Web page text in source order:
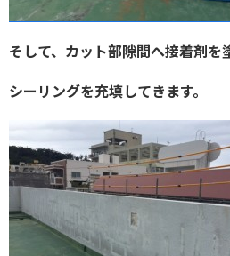
そして、カット部隙間へ接着剤を
シーリングを充填してきます。